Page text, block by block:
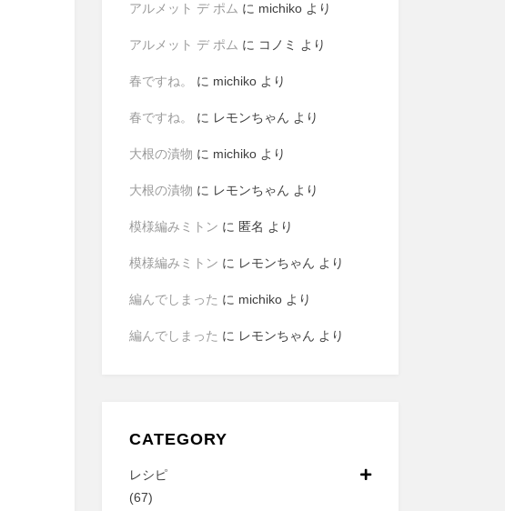
アルメット デ ポム に michikoより
アルメット デ ポム に コノミ より
春ですね。 に michikoより
春ですね。 に レモンちゃん より
大根の漬物 に michikoより
大根の漬物 に レモンちゃん より
模様編みミトン に 匿名 より
模様編みミトン に レモンちゃん より
編んでしまった に michikoより
編んでしまった に レモンちゃん より
CATEGORY
レシピ
(67)